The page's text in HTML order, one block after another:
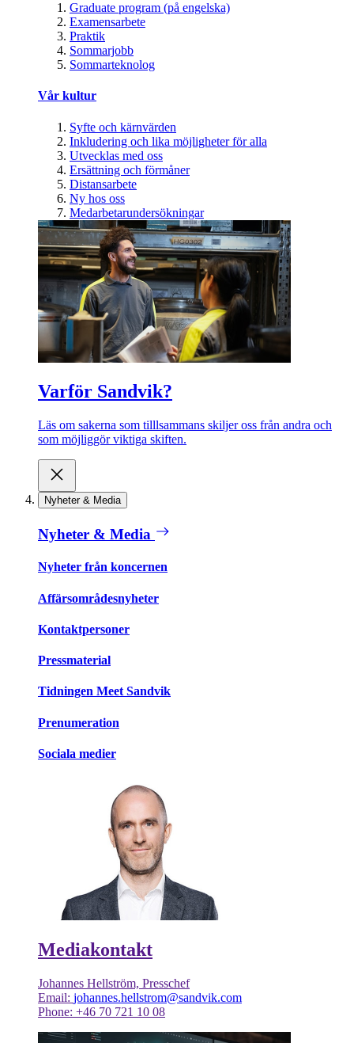
Graduate program (på engelska)
Examensarbete
Praktik
Sommarjobb
Sommarteknolog
Vår kultur
Syfte och kärnvärden
Inkludering och lika möjligheter för alla
Utvecklas med oss
Ersättning och förmåner
Distansarbete
Ny hos oss
Medarbetarundersökningar
Varför Sandvik?
Läs om sakerna som tilllsammans skiljer oss från andra och
som möjliggör viktiga skiften.
Nyheter & Media
Nyheter & Media
Nyheter från koncernen
Affärsområdesnyheter
Kontaktpersoner
Pressmaterial
Tidningen Meet Sandvik
Prenumeration
Sociala medier
Mediakontakt
Johannes Hellström, Presschef
Email: johannes.hellstrom@sandvik.com
Phone: +46 70 721 10 08